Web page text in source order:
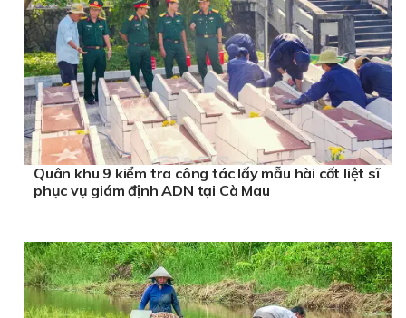
Quân khu 9 kiểm tra công tác lấy mẫu hài cốt liệt sĩ
phục vụ giám định ADN tại Cà Mau